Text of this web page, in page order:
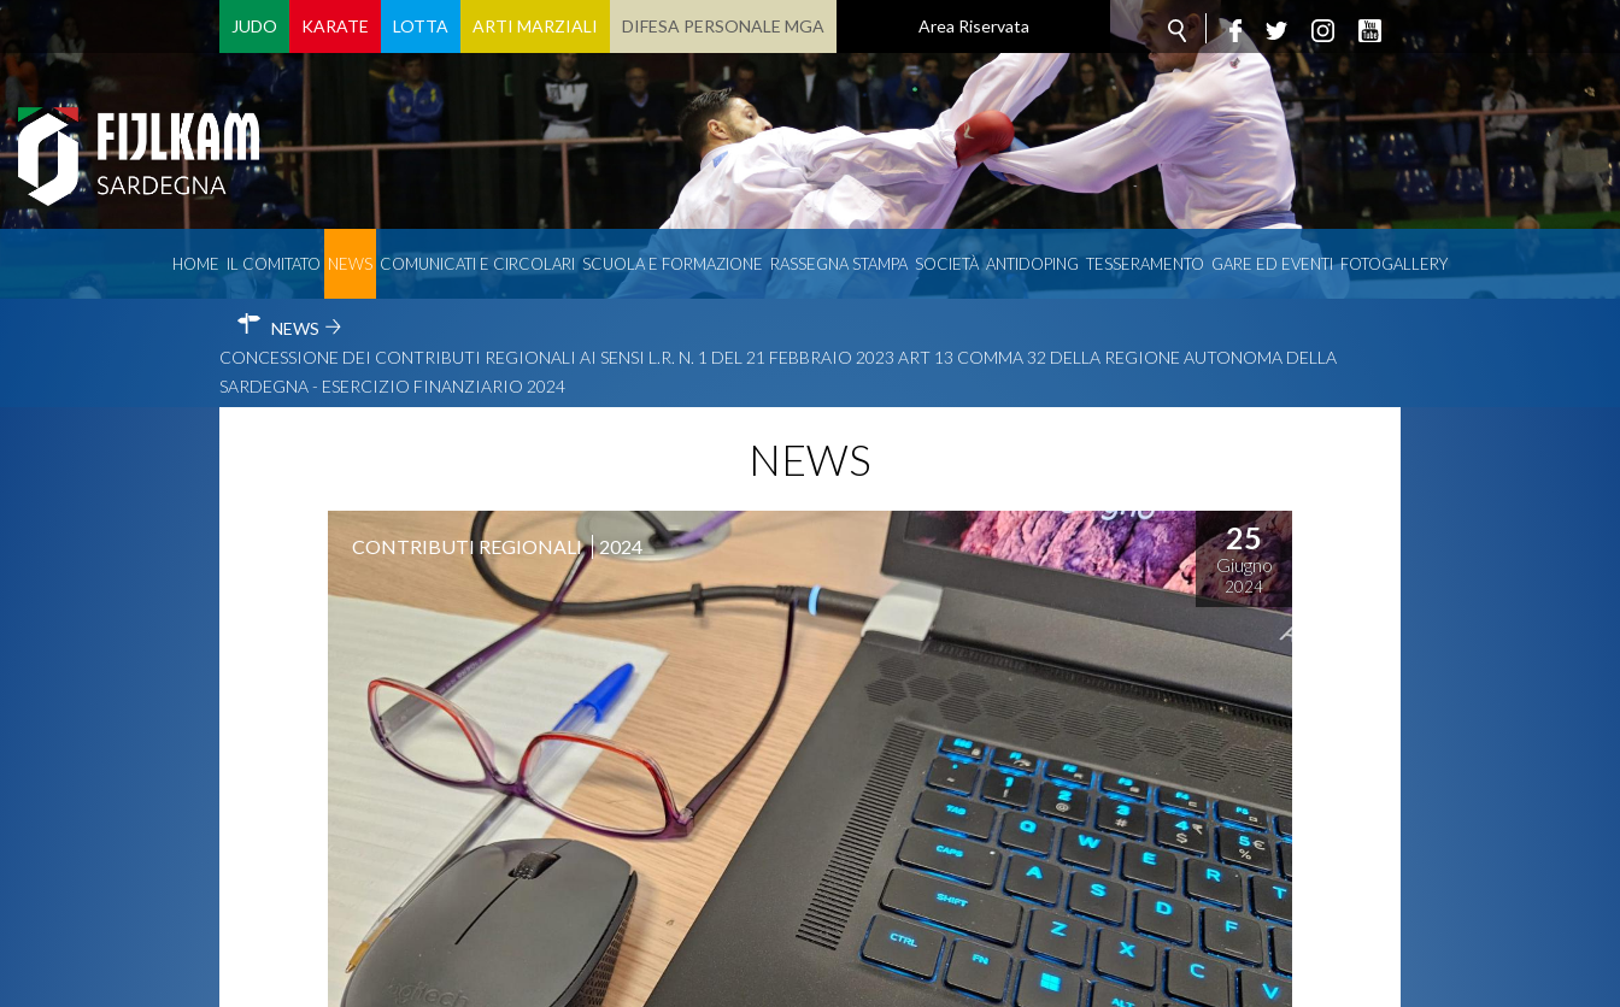
JUDO KARATE LOTTA ARTI MARZIALI DIFESA PERSONALE MGA Area Riservata
HOME IL COMITATO NEWS COMUNICATI E CIRCOLARI SCUOLA E FORMAZIONE RASSEGNA STAMPA SOCIETÀ ANTIDOPING TESSERAMENTO GARE ED EVENTI FOTOGALLERY
NEWS
CONCESSIONE DEI CONTRIBUTI REGIONALI AI SENSI L.R. N. 1 DEL 21 FEBBRAIO 2023 ART 13 COMMA 32 DELLA REGIONE AUTONOMA DELLA
SARDEGNA - ESERCIZIO FINANZIARIO 2024
NEWS
25
Giugno
2024
CONTRIBUTI REGIONALI 2024